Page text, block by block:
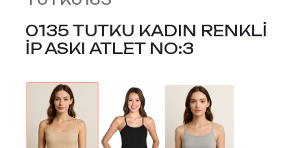
0135 TUTKU KADIN RENKLİ
İP ASKI ATLET NO:3